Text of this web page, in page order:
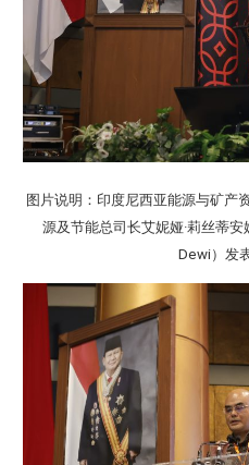
图片说明：印度尼西亚能源与矿产
源及节能总司长艾妮娅·莉丝蒂
Dewi）发